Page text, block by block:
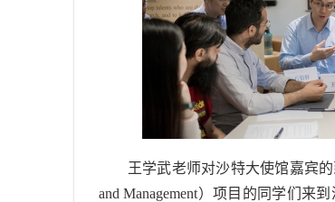
王学武老师对沙特大使馆嘉宾的
and Management）项目的同学们来